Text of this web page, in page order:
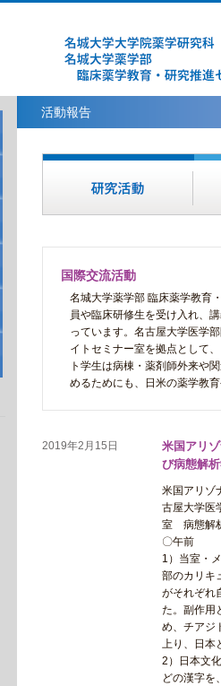
活動報告
国際交流活動
名城大学薬学部 臨床薬学教育
員や臨床研修生を受け入れ、
っています。名古屋大学医学
イトセミナー室を拠点として
ト学生は病棟・薬剤師外来や
めるためにも、日米の薬学教
2019年2月15日
米国アリ
び病態解
米国アリゾ
古屋大学医
室 病態解
〇午前
1）当室・
部のカリキ
がそれぞれ
た。副作用
め、チアジ
上り、日本
2）日本文
どの漢字を